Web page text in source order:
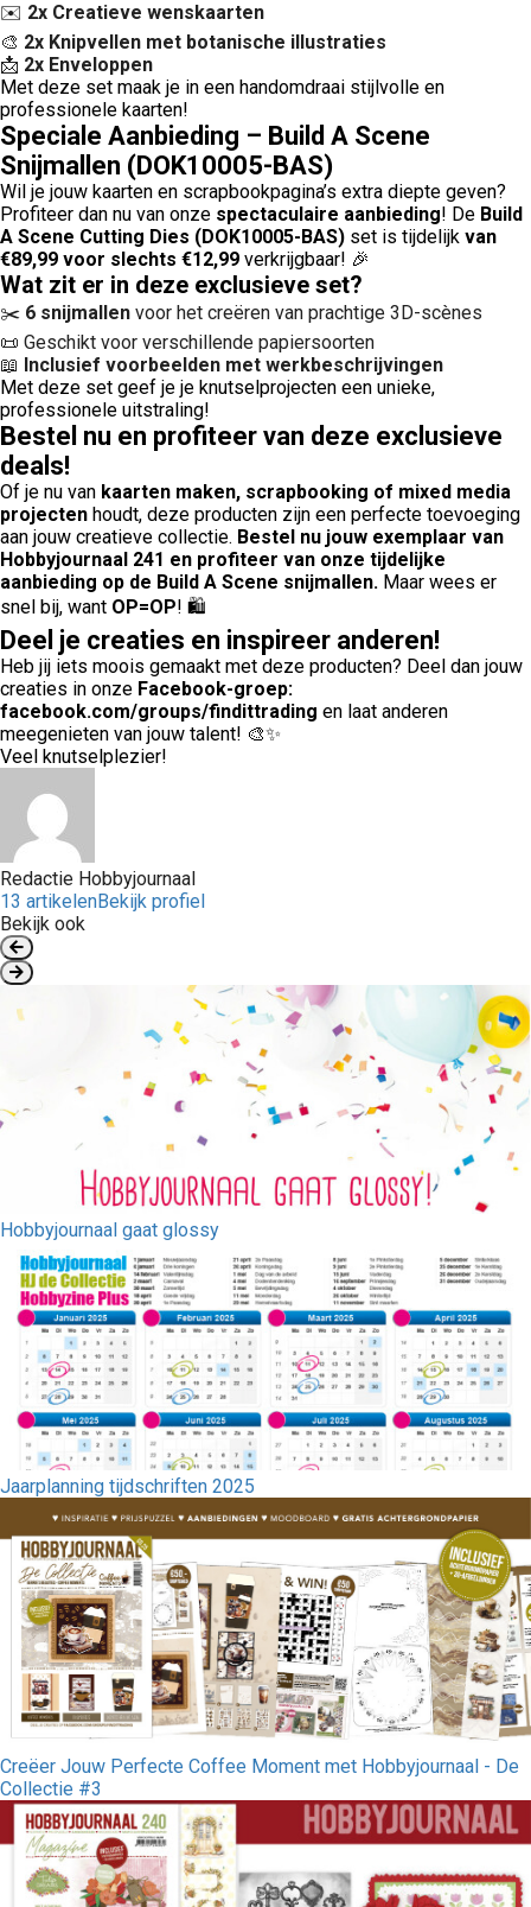
✉️ 2x Creatieve wenskaarten
🎨 2x Knipvellen met botanische illustraties
📩 2x Enveloppen
Met deze set maak je in een handomdraai stijlvolle en
professionele kaarten!
Speciale Aanbieding – Build A Scene
Snijmallen (DOK10005-BAS)
Wil je jouw kaarten en scrapbookpagina’s extra diepte geven?
Profiteer dan nu van onze spectaculaire aanbieding! De Build
A Scene Cutting Dies (DOK10005-BAS) set is tijdelijk van
€89,99 voor slechts €12,99 verkrijgbaar! 🎉
Wat zit er in deze exclusieve set?
✂️ 6 snijmallen voor het creëren van prachtige 3D-scènes
📜 Geschikt voor verschillende papiersoorten
📖 Inclusief voorbeelden met werkbeschrijvingen
Met deze set geef je je knutselprojecten een unieke,
professionele uitstraling!
Bestel nu en profiteer van deze exclusieve
deals!
Of je nu van kaarten maken, scrapbooking of mixed media
projecten houdt, deze producten zijn een perfecte toevoeging
aan jouw creatieve collectie. Bestel nu jouw exemplaar van
Hobbyjournaal 241 en profiteer van onze tijdelijke
aanbieding op de Build A Scene snijmallen. Maar wees er
snel bij, want OP=OP! 🛍️
Deel je creaties en inspireer anderen!
Heb jij iets moois gemaakt met deze producten? Deel dan jouw
creaties in onze Facebook-groep:
facebook.com/groups/findittrading en laat anderen
meegenieten van jouw talent! 🎨✨
Veel knutselplezier!
Redactie Hobbyjournaal
13 artikelenBekijk profiel
Bekijk ook
Hobbyjournaal gaat glossy
Jaarplanning tijdschriften 2025
Creëer Jouw Perfecte Coffee Moment met Hobbyjournaal - De
Collectie #3